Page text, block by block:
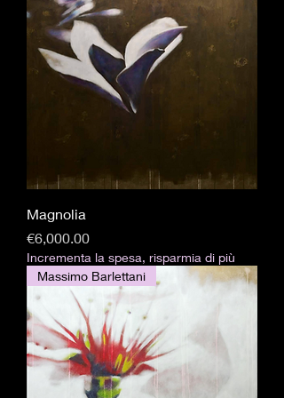
Magnolia
Price
€6,000.00
Incrementa la spesa, risparmia di più
Massimo Barlettani